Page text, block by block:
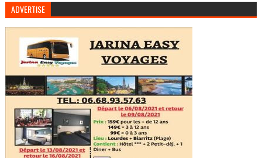
ADVERTISE